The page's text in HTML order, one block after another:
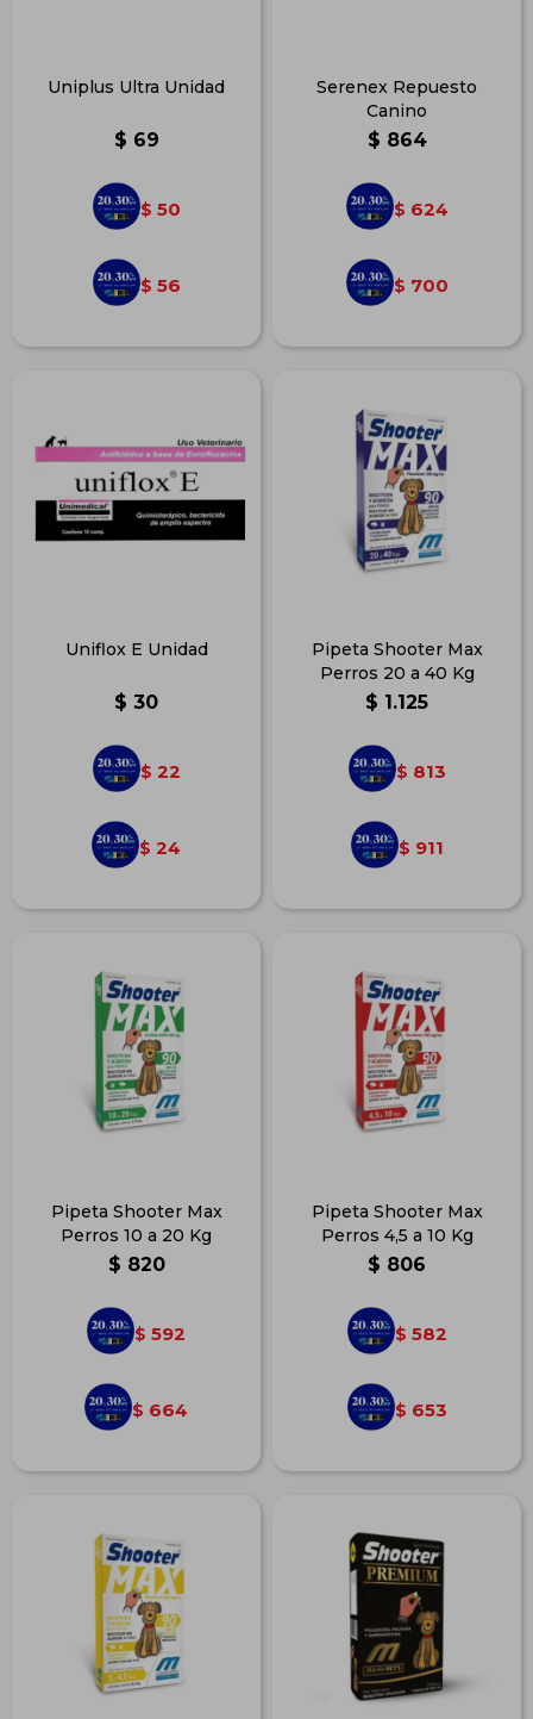
Uniplus Ultra Unidad
$ 69
$ 50
$ 56
Serenex Repuesto
Canino
$ 864
$ 624
$ 700
Uniflox E Unidad
$ 30
$ 22
$ 24
Pipeta Shooter Max
Perros 20 a 40 Kg
$ 1.125
$ 813
$ 911
Pipeta Shooter Max
Perros 10 a 20 Kg
$ 820
$ 592
$ 664
Pipeta Shooter Max
Perros 4,5 a 10 Kg
$ 806
$ 582
$ 653